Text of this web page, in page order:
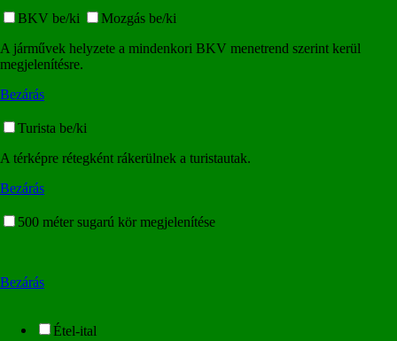
BKV be/ki
Mozgás be/ki
A járművek helyzete a mindenkori BKV menetrend szerint kerül
megjelenítésre.
Bezárás
Turista be/ki
A térképre rétegként rákerülnek a turistautak.
Bezárás
500 méter sugarú kör megjelenítése
Bezárás
Étel-ital